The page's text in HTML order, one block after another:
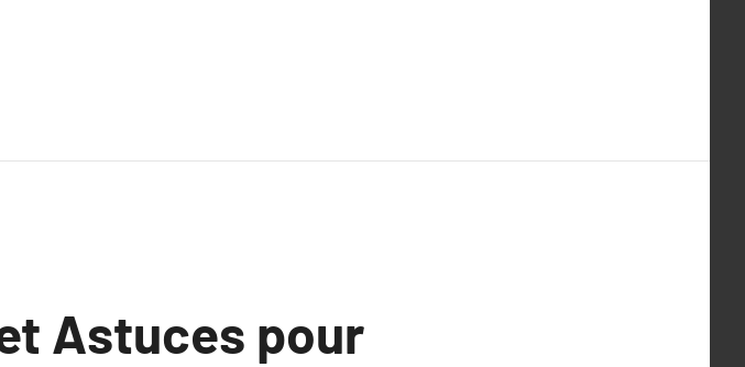
Astuces pour